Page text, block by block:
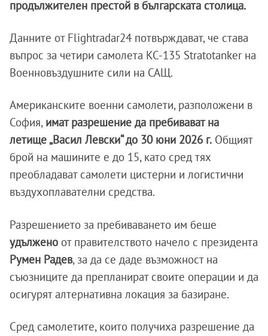
продължителен престой в българската столица.
Данните от Flightradar24 потвърждават, че става
въпрос за четири самолета KC-135 Stratotanker на
Военновъздушните сили на САЩ.
Американските военни самолети, разположени в
София, имат разрешение да пребивават на
летище „Васил Левски“ до 30 юни 2026 г. Общият
брой на машините е до 15, като сред тях
преобладават самолети цистерни и логистични
въздухоплавателни средства.
Разрешението за пребиваването им беше
удължено от правителството начело с президента
Румен Радев, за да се даде възможност на
съюзниците да препланират своите операции и да
осигурят алтернативна локация за базиране.
Сред самолетите, които получиха разрешение да